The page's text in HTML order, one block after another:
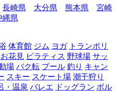
長崎県 大分県 熊本県
宮崎
縄県
体育館 ジム ヨガ トランポリ
お花見 ピラティス 野球場 サッ
場 バク転 プール 釣り キャン
スキー スケート場 潮干狩り
・温泉 バレエ ドッグラン ボル